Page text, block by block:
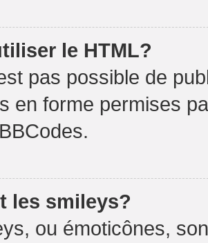
le HTML?
pas possible de
en forme permises
les smileys?
ou émoticônes,